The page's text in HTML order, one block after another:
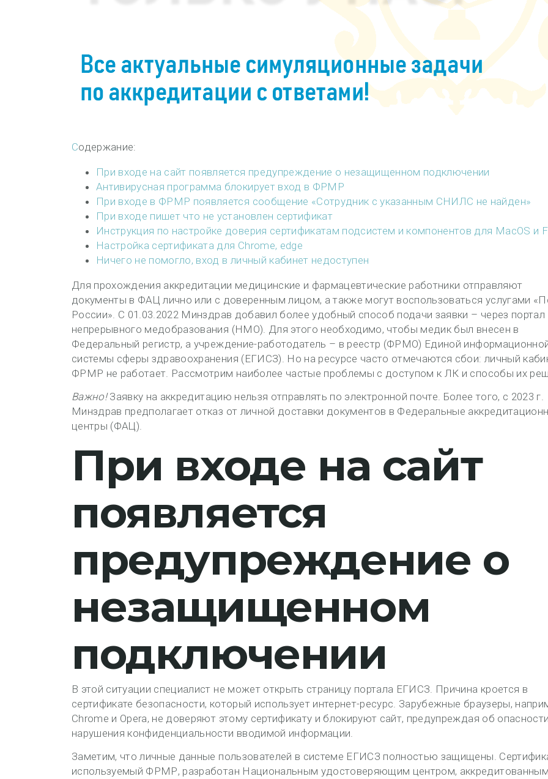
Содержание:
При входе на сайт появляется предупреждение о незащищенном подключении
Антивирусная программа блокирует вход в ФРМР
При входе в ФРМР появляется сообщение «Сотрудник с указанным СНИЛС не найден»
При входе пишет что не установлен сертификат
Инструкция по настройке доверия сертификатам подсистем и компонентов для MacOS и
Настройка сертификата для Chrome, edge
Ничего не помогло, вход в личный кабинет недоступен
Для прохождения аккредитации медицинские и фармацевтические работники отправляют
документы в ФАЦ лично или с доверенным лицом, а также могут воспользоваться услугами
России». С 01.03.2022 Минздрав добавил более удобный способ подачи заявки – через портал
непрерывного медобразования (НМО). Для этого необходимо, чтобы медик был внесен в
Федеральный регистр, а учреждение-работодатель – в реестр (ФРМО) Единой
системы сферы здравоохранения (ЕГИСЗ). Но на ресурсе часто отмечаются сбои: личный
ФРМР не работает. Рассмотрим наиболее частые проблемы с доступом к ЛК и способы их
Важно!Заявку на аккредитацию нельзя отправлять по электронной почте. Более того, с 2023 г.
Минздрав предполагает отказ от личной доставки документов в Федеральные
центры (ФАЦ).
При входе на сайт
появляется
предупреждение о
незащищенном
подключении
В этой ситуации специалист не может открыть страницу портала ЕГИСЗ. Причина кроется в
сертификате безопасности, который использует интернет-ресурс. Зарубежные браузеры,
Chrome и Opera, не доверяют этому сертификату и блокируют сайт, предупреждая об опасности
нарушения конфиденциальности вводимой информации.
Заметим, что личные данные пользователей в системе ЕГИСЗ полностью защищены.
используемый ФРМР, разработан Национальным удостоверяющим центром, аккредитованным